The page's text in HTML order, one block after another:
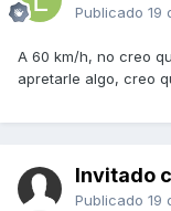
Publicado 19
A 60 km/h, no creo
apretarle algo, creo
Invitado
Publicado 19